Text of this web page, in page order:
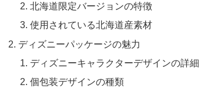
北海道限定バージョンの特徴
使用されている北海道産素材
ディズニーパッケージの魅力
ディズニーキャラクターデザインの詳細
個包装デザインの種類